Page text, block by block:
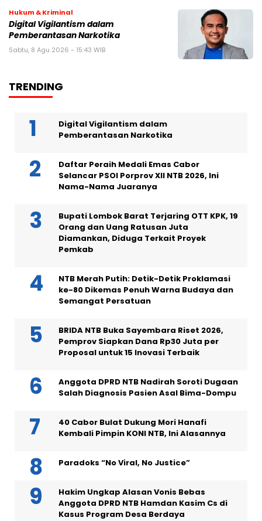
Hukum & Kriminal
Digital Vigilantism dalam
Pemberantasan Narkotika
Sabtu, 8 Agu 2026 - 15:43 WIB
TRENDING
Digital Vigilantism dalam
Pemberantasan Narkotika
Daftar Peraih Medali Emas Cabor
Selancar PSOI Porprov XII NTB 2026, Ini
Nama-Nama Juaranya
Bupati Lombok Barat Terjaring OTT KPK, 19
Orang dan Uang Ratusan Juta
Diamankan, Diduga Terkait Proyek
Pemkab
NTB Merah Putih: Detik-Detik Proklamasi
ke-80 Dikemas Penuh Warna Budaya dan
Semangat Persatuan
BRIDA NTB Buka Sayembara Riset 2026,
Pemprov Siapkan Dana Rp30 Juta per
Proposal untuk 15 Inovasi Terbaik
Anggota DPRD NTB Nadirah Soroti Dugaan
Salah Diagnosis Pasien Asal Bima-Dompu
40 Cabor Bulat Dukung Mori Hanafi
Kembali Pimpin KONI NTB, Ini Alasannya
Paradoks “No Viral, No Justice”
Hakim Ungkap Alasan Vonis Bebas
Anggota DPRD NTB Hamdan Kasim Cs di
Kasus Program Desa Berdaya